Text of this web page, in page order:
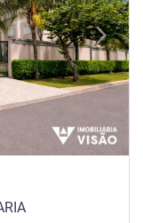
arrow_forward_iosNext